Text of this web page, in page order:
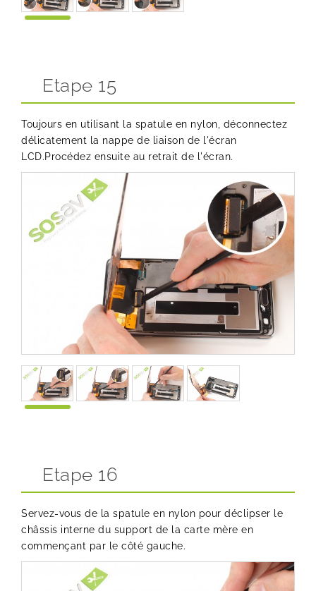
Etape 15
Toujours en utilisant la spatule en nylon, déconnectez
délicatement la nappe de liaison de l'écran
LCD.Procédez ensuite au retrait de l'écran.
Etape 16
Servez-vous de la spatule en nylon pour déclipser le
châssis interne du support de la carte mère en
commençant par le côté gauche.